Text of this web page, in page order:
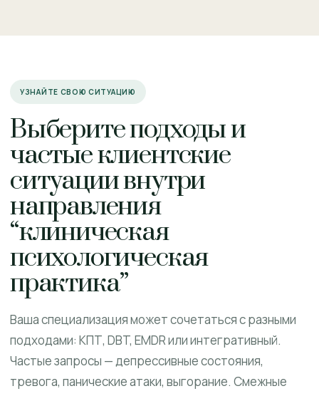
УЗНАЙТЕ СВОЮ СИТУАЦИЮ
Выберите подходы и
частые клиентские
ситуации внутри
направления
“клиническая
психологическая
практика”
Ваша специализация может сочетаться с разными
подходами: КПТ, DBT, EMDR или интегративный.
Частые запросы — депрессивные состояния,
тревога, панические атаки, выгорание. Смежные